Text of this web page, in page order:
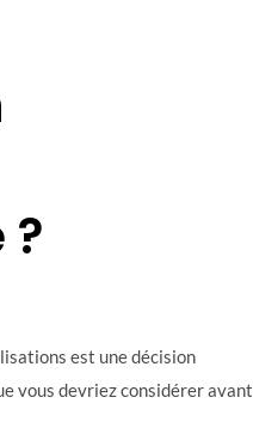
est une décision
vous devriez considérer avant